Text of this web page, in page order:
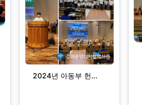
2024년 아동부 헌...